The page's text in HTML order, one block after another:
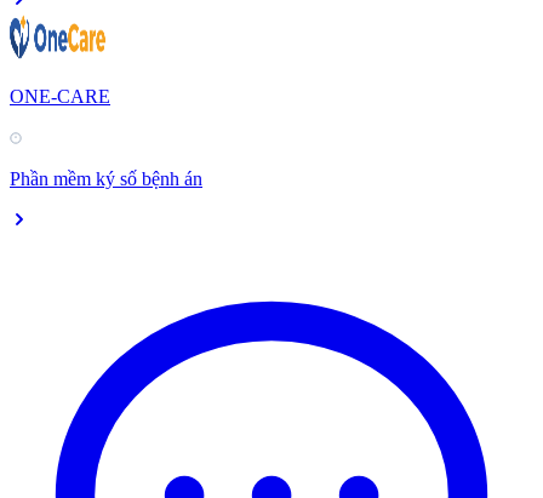
ONE-CARE
Phần mềm ký số bệnh án